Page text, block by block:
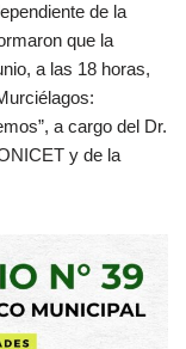
de la
que la
a las 18 horas,
a cargo del Dr.
y de la